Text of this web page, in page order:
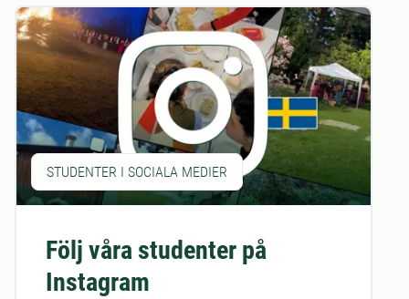
STUDENTER I SOCIALA MEDIER
Följ våra studenter på
Instagram